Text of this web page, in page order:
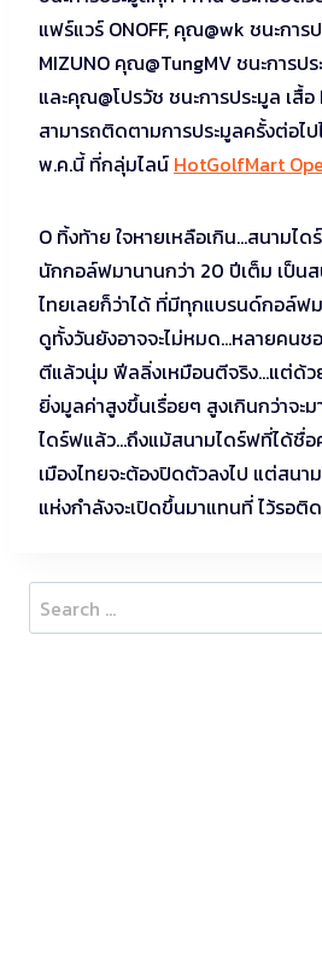
แฟร์แวร์ ONOFF, คุณ@wk ชนะกา
MIZUNO คุณ@TungMV ชนะการปร
และคุณ@โปรวัช ชนะการประมูล เสื้
สามารถติดตามการประมูลครั้งต่อไ
พ.ค.นี้ ที่กลุ่มไลน์ HotGolfMart
O ทิ้งท้าย ใจหายเหลือเกิน…สนามไ
นักกอล์ฟมานานกว่า 20 ปีเต็ม เป็นส
ไทยเลยก็ว่าได้ ที่มีทุกแบรนด์กอล์ฟ
ดูทั้งวันยังอาจจะไม่หมด…หลายคน
ตีแล้วนุ่ม ฟีลลิ่งเหมือนตีจริง…แต่ด้
ยิ่งมูลค่าสูงขึ้นเรื่อยๆ สูงเกินกว่าจะ
ไดร์ฟแล้ว…ถึงแม้สนามไดร์ฟที่ได้
เมืองไทยจะต้องปิดตัวลงไป แต่สนา
แห่งกำลังจะเปิดขึ้นมาแทนที่ ไว้รอ
Search
for: